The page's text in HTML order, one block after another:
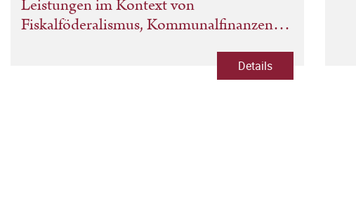
Leistungen im Kontext von
Fiskalföderalismus, Kommunalfinanzen
Details